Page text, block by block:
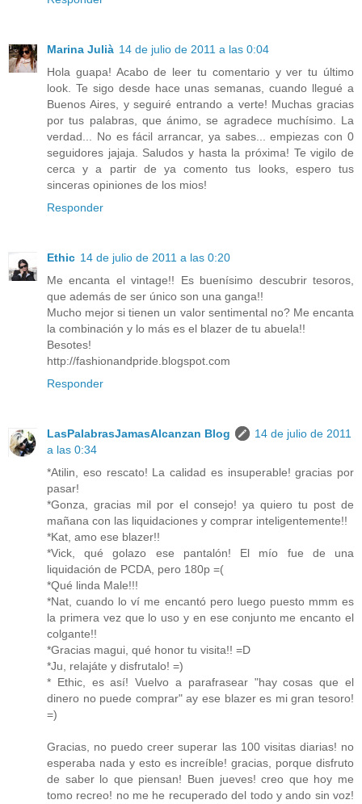
Marina Julià 14 de julio de 2011 a las 0:04
Hola guapa! Acabo de leer tu comentario y ver tu último
look. Te sigo desde hace unas semanas, cuando llegué a
Buenos Aires, y seguiré entrando a verte! Muchas gracias
por tus palabras, que ánimo, se agradece muchísimo. La
verdad... No es fácil arrancar, ya sabes... empiezas con 0
seguidores jajaja. Saludos y hasta la próxima! Te vigilo de
cerca y a partir de ya comento tus looks, espero tus
sinceras opiniones de los mios!
Responder
Ethic 14 de julio de 2011 a las 0:20
Me encanta el vintage!! Es buenísimo descubrir tesoros,
que además de ser único son una ganga!!
Mucho mejor si tienen un valor sentimental no? Me encanta
la combinación y lo más es el blazer de tu abuela!!
Besotes!
http://fashionandpride.blogspot.com
Responder
LasPalabrasJamasAlcanzan Blog
14 de julio de 2011
a las 0:34
*Atilin, eso rescato! La calidad es insuperable! gracias por
pasar!
*Gonza, gracias mil por el consejo! ya quiero tu post de
mañana con las liquidaciones y comprar inteligentemente!!
*Kat, amo ese blazer!!
*Vick, qué golazo ese pantalón! El mío fue de una
liquidación de PCDA, pero 180p =(
*Qué linda Male!!!
*Nat, cuando lo ví me encantó pero luego puesto mmm es
la primera vez que lo uso y en ese conjunto me encanto el
colgante!!
*Gracias magui, qué honor tu visita!! =D
*Ju, relajáte y disfrutalo! =)
* Ethic, es así! Vuelvo a parafrasear "hay cosas que el
dinero no puede comprar" ay ese blazer es mi gran tesoro!
=)
Gracias, no puedo creer superar las 100 visitas diarias! no
esperaba nada y esto es increíble! gracias, porque disfruto
de saber lo que piensan! Buen jueves! creo que hoy me
tomo recreo! no me he recuperado del todo y ando sin voz!